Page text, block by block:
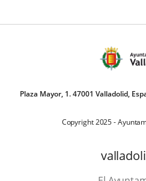
Plaza Mayor, 1. 47001 Valladolid,
Copyright 2025 -